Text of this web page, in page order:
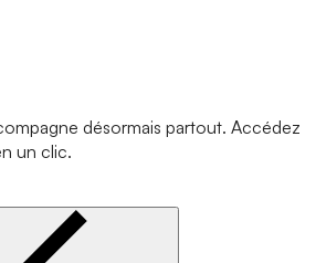
désormais partout. Accédez
un clic.